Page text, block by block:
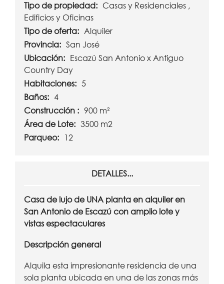
Tipo de propiedad: Casas y Residenciales ,
Edificios y Oficinas
Tipo de oferta: Alquiler
Provincia: San José
Ubicación: Escazú San Antonio x Antiguo
Country Day
Habitaciones: 5
Baños: 4
Construcción : 900 m²
Área de Lote: 3500 m2
Parqueo: 12
DETALLES...
Casa de lujo de UNA planta en alquiler en
San Antonio de Escazú con amplio lote y
vistas espectaculares
Descripción general
Alquila esta impresionante residencia de una
sola planta ubicada en una de las zonas más